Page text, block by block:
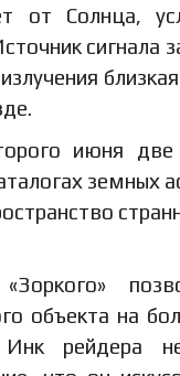
от Солнца,
сигнала
июня две
земных
«Зоркого»
объекта на
Инк рейдера